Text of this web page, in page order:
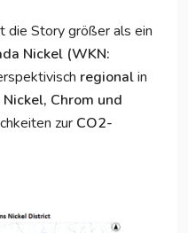
die Story größer als ein
Nickel (WKN:
regionalin
Nickel, Chrom und
zur CO2-